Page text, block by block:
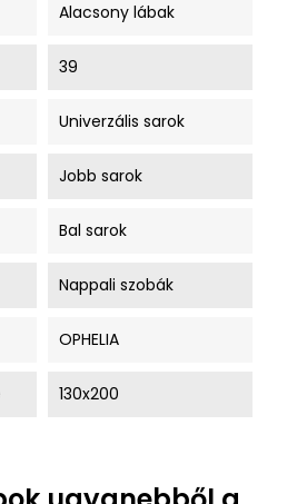
Alacsony lábak
39
Univerzális sarok
Jobb sarok
Bal sarok
Nappali szobák
OPHELIA
130x200